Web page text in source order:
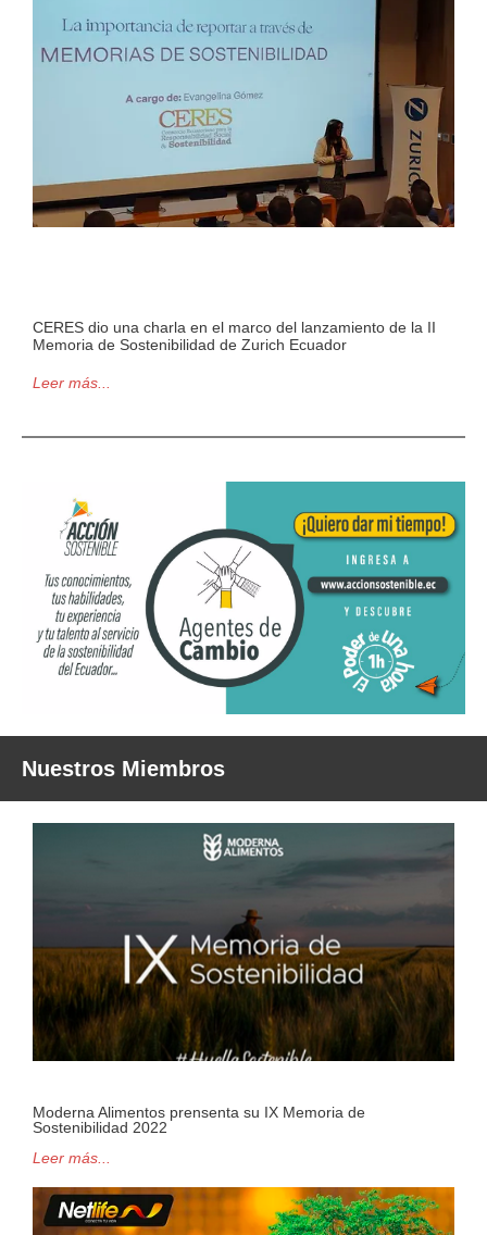
CERES dio una charla en el marco del lanzamiento de la II
Memoria de Sostenibilidad de Zurich Ecuador
Leer más...
Nuestros Miembros
Moderna Alimentos prensenta su IX Memoria de
Sostenibilidad 2022
Leer más...